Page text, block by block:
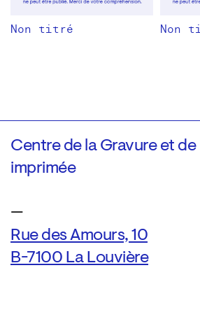
Non titré Non
Centre de la Gravure et de
imprimée
—
Rue des Amours, 10
B-7100 La Louvière